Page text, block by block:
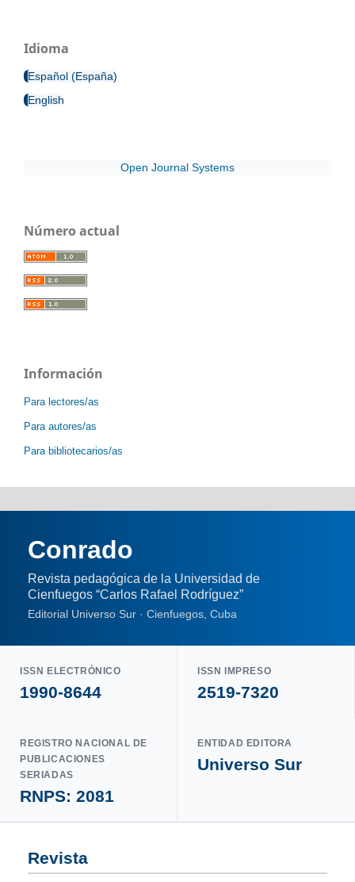
Idioma
Español (España)
English
Open Journal Systems
Número actual
Información
Para lectores/as
Para autores/as
Para bibliotecarios/as
Conrado
Revista pedagógica de la Universidad de
Cienfuegos “Carlos Rafael Rodríguez”
Editorial Universo Sur · Cienfuegos, Cuba
ISSN ELECTRÓNICO
1990-8644
ISSN IMPRESO
2519-7320
REGISTRO NACIONAL DE
PUBLICACIONES
SERIADAS
RNPS: 2081
ENTIDAD EDITORA
Universo Sur
Revista